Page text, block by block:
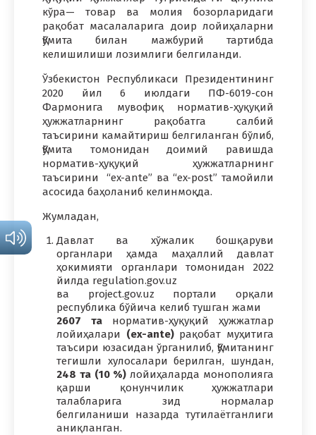
кўра— товар ва молия бозорларидаги
рақобат масалаларига доир лойиҳаларни
Қўмита билан мажбурий тартибда
келишилиши лозимлиги белгиланди.
Ўзбекистон Республикаси Президентининг
2020 йил 6 июлдаги ПФ-6019-сон
Фармонига мувофиқ норматив-ҳуқуқий
ҳужжатларнинг рақобатга салбий
таъсирини камайтириш белгиланган бўлиб,
Қўмита томонидан доимий равишда
норматив-ҳуқуқий ҳужжатларнинг
таъсирини “ex-ante” ва “ex-post” тамойили
асосида баҳоланиб келинмоқда.
Жумладан,
Давлат ва хўжалик бошқаруви
органлари ҳамда маҳаллий давлат
ҳокимияти органлари томонидан 2022
йилда regulation.gov.uz
ва project.gov.uz портали орқали
республика бўйича келиб тушган жами
2607 та норматив-ҳуқуқий ҳужжатлар
лойиҳалари (ex-ante)рақобат муҳитига
таъсири юзасидан ўрганилиб, Қўмитанинг
тегишли хулосалари берилган, шундан,
248 та (10 %) лойиҳаларда монополияга
қарши қонунчилик ҳужжатлари
талабларига зид нормалар
белгиланиши назарда тутилаётганлиги
аниқланган.